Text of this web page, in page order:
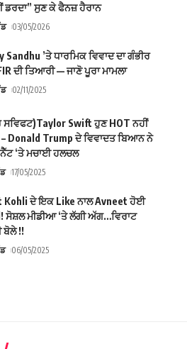
ਡਰਦਾ” ਸੁਣ ਕੇ ਫੈਨਜ਼ ਹੈਰਾਨ
03/05/2026
Sandhu ’ਤੇ ਧਾਰਮਿਕ ਵਿਵਾਦ ਦਾ ਗੰਭੀਰ
ਦੀ ਤਿਆਰੀ — ਜਾਣੋ ਪੂਰਾ ਮਾਮਲਾ
02/11/2025
ਸਵਿਫਟ)Taylor Swift ਹੁਣ HOT ਨਹੀਂ
– Donald Trump ਦੇ ਵਿਵਾਦਤ ਬਿਆਨ ਨੇ
‘ਤੇ ਮਚਾਈ ਹਲਚਲ
17/05/2025
Kohli ਦੇ ਇਕ Like ਨਾਲ Avneet ਹੋਈ
ਸੋਸ਼ਲ ਮੀਡੀਆ ‘ਤੇ ਲੱਗੀ ਅੱਗ…ਵਿਰਾਟ
ਬੋਲੇ !!
06/05/2025